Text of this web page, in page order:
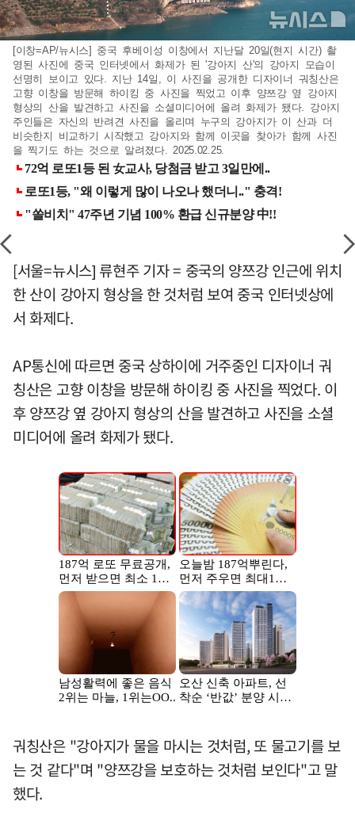
[이창=AP/뉴시스] 중국 후베이성 이창에서 지난달 20일(현지 시간) 촬
영된 사진에 중국 인터넷에서 화제가 된 '강아지 산'의 강아지 모습이
선명히 보이고 있다. 지난 14일, 이 사진을 공개한 디자이너 궈칭산은
고향 이창을 방문해 하이킹 중 사진을 찍었고 이후 양쯔강 옆 강아지
형상의 산을 발견하고 사진을 소셜미디어에 올려 화제가 됐다. 강아지
주인들은 자신의 반려견 사진을 올리며 누구의 강아지가 이 산과 더
비슷한지 비교하기 시작했고 강아지와 함께 이곳을 찾아가 함께 사진
을 찍기도 하는 것으로 알려졌다. 2025.02.25.
[서울=뉴시스] 류현주 기자 = 중국의 양쯔강 인근에 위치
한 산이 강아지 형상을 한 것처럼 보여 중국 인터넷상에
서 화제다.
AP통신에 따르면 중국 상하이에 거주중인 디자이너 궈
칭산은 고향 이창을 방문해 하이킹 중 사진을 찍었다. 이
후 양쯔강 옆 강아지 형상의 산을 발견하고 사진을 소셜
미디어에 올려 화제가 됐다.
궈칭산은 "강아지가 물을 마시는 것처럼, 또 물고기를 보
는 것 같다"며 "양쯔강을 보호하는 것처럼 보인다"고 말
했다.